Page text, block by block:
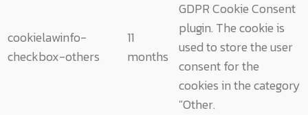
cookielawinfo-
checkbox-others
11
months
GDPR Cookie Consent
plugin. The cookie is
used to store the user
consent for the
cookies in the category
"Other.